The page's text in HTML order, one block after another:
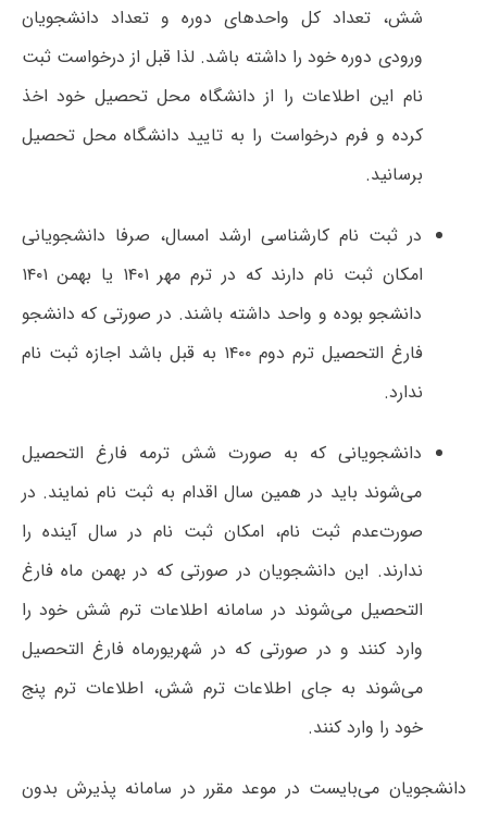
شش، تعداد کل واحدهای دوره و تعداد دانشجویان
ورودی دوره خود را داشته باشد. لذا قبل از درخواست ثبت
نام این اطلاعات را از دانشگاه محل تحصیل خود اخذ
کرده و فرم درخواست را به تایید دانشگاه محل تحصیل
برسانید.
در ثبت نام کارشناسی ارشد امسال، صرفا دانشجویانی
امکان ثبت نام دارند که در ترم مهر ۱۴۰۱ یا بهمن ۱۴۰۱
دانشجو بوده و واحد داشته باشند. در صورتی که دانشجو
فارغ التحصیل ترم دوم ۱۴۰۰ به قبل باشد اجازه ثبت نام
ندارد.
دانشجویانی که به صورت شش ترمه فارغ التحصیل
می‌شوند باید در همین سال اقدام به ثبت نام نمایند. در
صورت‌عدم ثبت نام، امکان ثبت نام در سال آینده را
ندارند. این دانشجویان در صورتی که در بهمن ماه فارغ
التحصیل می‌شوند در سامانه اطلاعات ترم شش خود را
وارد کنند و در صورتی که در شهریورماه فارغ التحصیل
می‌شوند به جای اطلاعات ترم شش، اطلاعات ترم پنج
خود را وارد کنند.
دانشجویان می‌بایست در موعد مقرر در سامانه پذیرش بدون